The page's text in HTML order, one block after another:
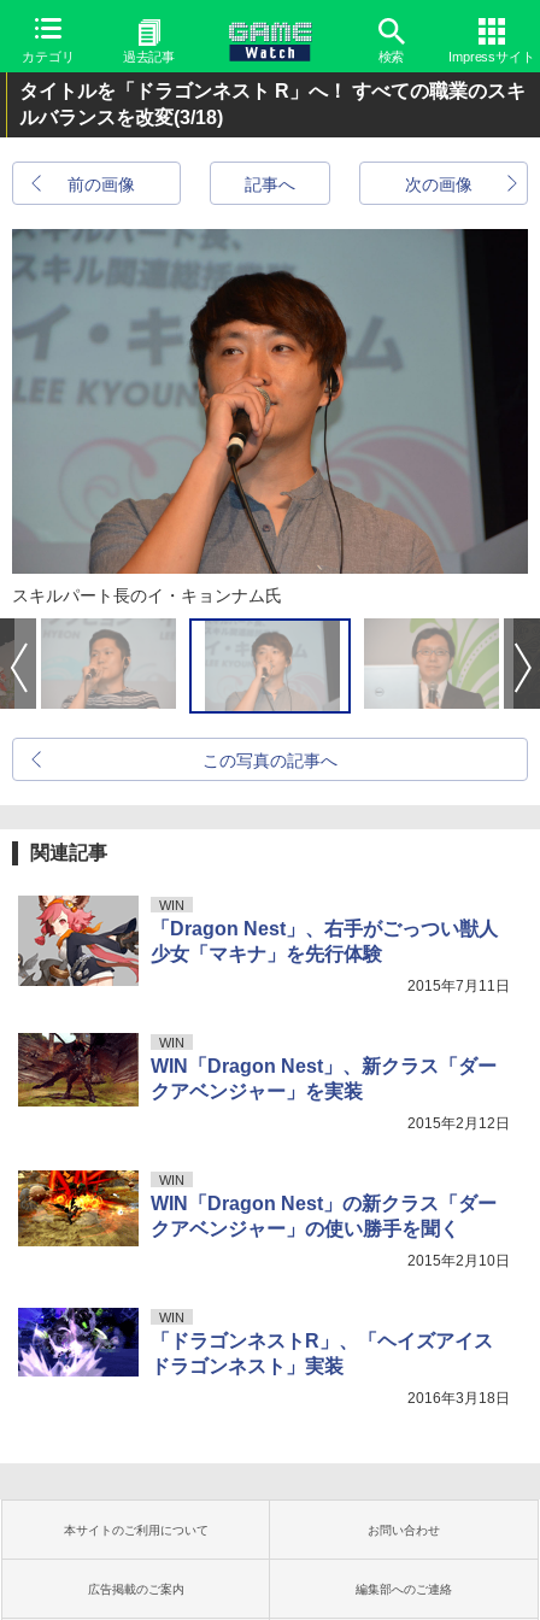
カテゴリ 過去記事 検索 Impressサイト
タイトルを「ドラゴンネスト R」へ！ すべての職業のスキ
ルバランスを改変(3/18)
前の画像 次の画像
記事へ
スキルパート長のイ・キョンナム氏
この写真の記事へ
関連記事
WIN
「Dragon Nest」、右手がごっつい獣人
少女「マキナ」を先行体験
2015年7月11日
WIN
WIN「Dragon Nest」、新クラス「ダー
クアベンジャー」を実装
2015年2月12日
WIN
WIN「Dragon Nest」の新クラス「ダー
クアベンジャー」の使い勝手を聞く
2015年2月10日
WIN
「ドラゴンネストR」、「ヘイズアイス
ドラゴンネスト」実装
2016年3月18日
本サイトのご利用について お問い合わせ
広告掲載のご案内 編集部へのご連絡